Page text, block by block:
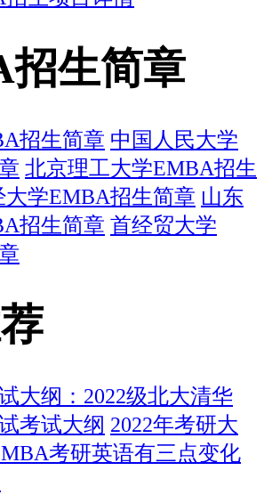
生简章
招生简章 中国人民大学
北京理工大学EMBA招生
大学EMBA招生简章 山东
招生简章 首经贸大学
大纲：2022级北大清华
考试大纲 2022年考研大
考研英语有三点变化